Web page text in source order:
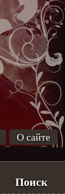
О сайте
Поиск